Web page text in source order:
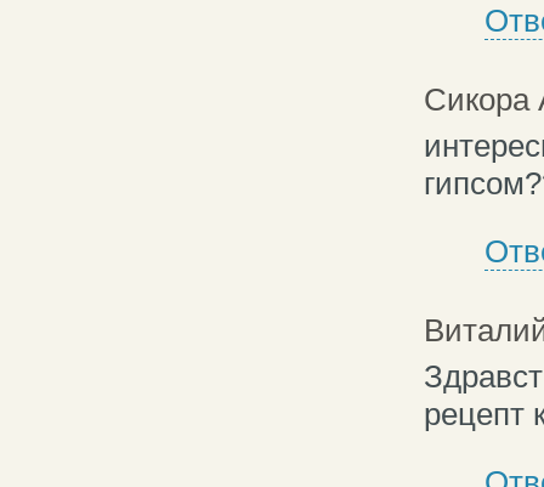
Сикора
рецепт